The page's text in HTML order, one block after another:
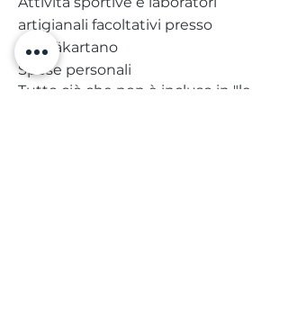
artigianali facoltativi presso
Metsäkartano
Spese personali
Tutto ciò che non è incluso in "le